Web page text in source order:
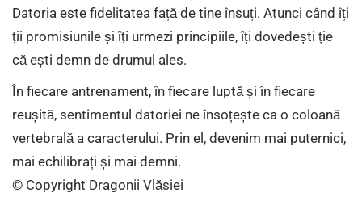
Datoria este fidelitatea față de tine însuți. Atunci când îți
ții promisiunile și îți urmezi principiile, îți dovedești ție
că ești demn de drumul ales.
În fiecare antrenament, în fiecare luptă și în fiecare
reușită, sentimentul datoriei ne însoțește ca o coloană
vertebrală a caracterului. Prin el, devenim mai puternici,
mai echilibrați și mai demni.
© Copyright Dragonii Vlăsiei